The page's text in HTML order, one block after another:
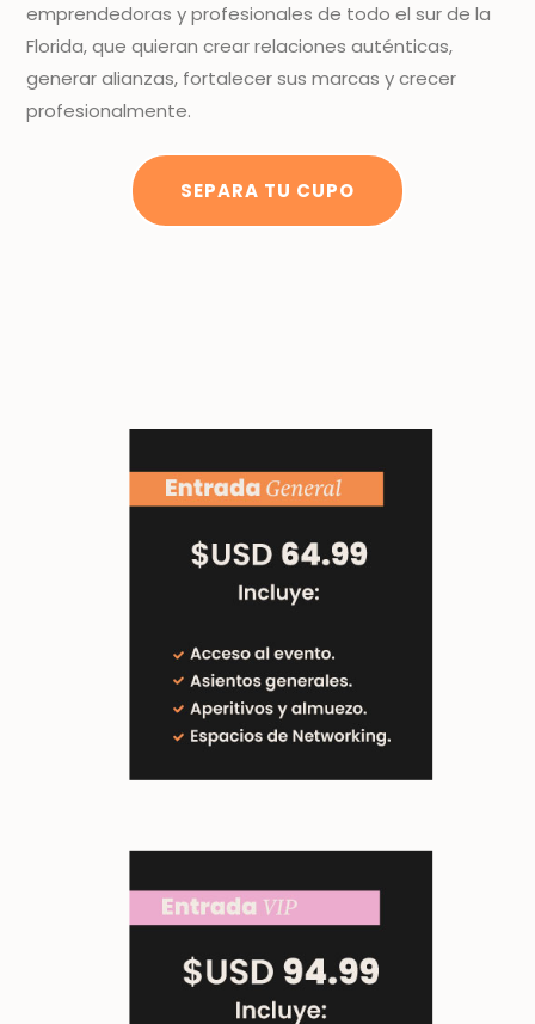
emprendedoras y profesionales de todo el sur de la
Florida, que quieran crear relaciones auténticas,
generar alianzas, fortalecer sus marcas y crecer
profesionalmente.
SEPARA TU CUPO